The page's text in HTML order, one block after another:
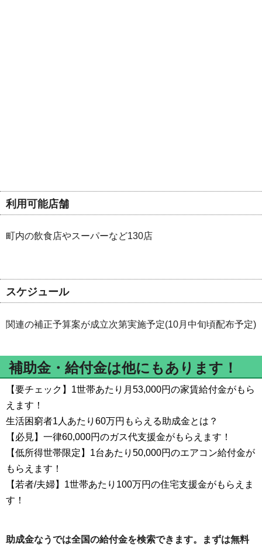
利用可能店舗
町内の飲食店やスーパーなど130店
スケジュール
関連の補正予算案が成立次第実施予定(10月中旬頃配布予定)
補助金・給付金は他にもあります！
【要チェック】1世帯あたり月53,000円の家賃給付金がもら
えます！
生活困窮者1人あたり60万円もらえる助成金とは？
【必見】一律60,000円のガス代支援金がもらえます！
【低所得世帯限定】1台あたり50,000円のエアコン給付金が
もらえます！
【若者/夫婦】1世帯あたり100万円の住宅支援金がもらえま
す！
助成金なうでは全国の給付金を検索できます。まずは無料